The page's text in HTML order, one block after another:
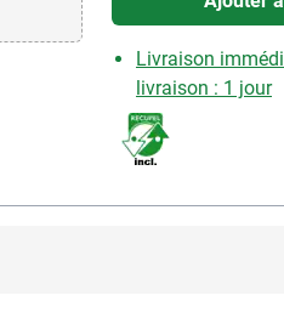
Livraison
livraison : 1 jour